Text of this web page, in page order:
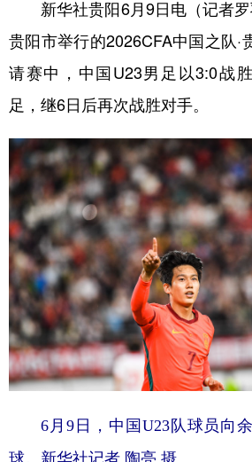
科技 科创 量
文化 健
食品 人居 信息
学术中国 乡村振兴 银龄
城市 旅游 能
彩票 娱乐 时
公益 一带一路 亚太
文化产业
地方频道
北京 天津
新华社贵阳6月9日电（记者罗
贵阳市举行的2026CFA中国之队·
请赛中，中国U23男足以3:0战
足，继6日后再次战胜对手。
6月9日，中国U23队球员向